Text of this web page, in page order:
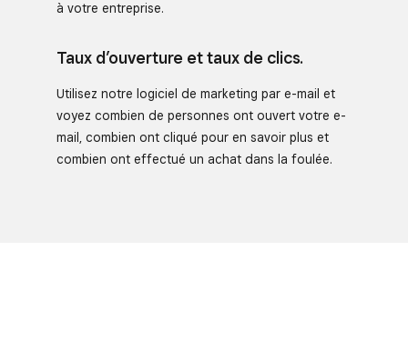
à votre entreprise.
Taux d’ouverture et taux de clics.
Utilisez notre logiciel de marketing par e-mail et
voyez combien de personnes ont ouvert votre e-
mail, combien ont cliqué pour en savoir plus et
combien ont effectué un achat dans la foulée.